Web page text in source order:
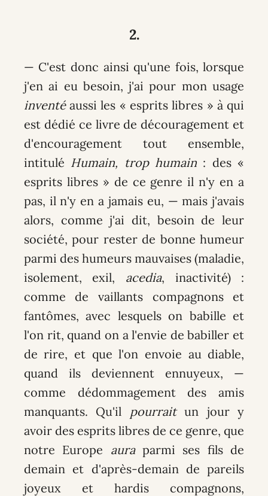
2.
— C'est donc ainsi qu'une fois, lorsque
j'en ai eu besoin, j'ai pour mon usage
inventéaussi les « esprits libres » à qui
est dédié ce livre de découragement et
d'encouragement tout ensemble,
intitulé Humain, trop humain : des «
esprits libres » de ce genre il n'y en a
pas, il n'y en a jamais eu, — mais j'avais
alors, comme j'ai dit, besoin de leur
société, pour rester de bonne humeur
parmi des humeurs mauvaises (maladie,
isolement, exil, acedia, inactivité) :
comme de vaillants compagnons et
fantômes, avec lesquels on babille et
l'on rit, quand on a l'envie de babiller et
de rire, et que l'on envoie au diable,
quand ils deviennent ennuyeux, —
comme dédommagement des amis
manquants. Qu'il pourraitun jour y
avoir des esprits libres de ce genre, que
notre Europe auraparmi ses fils de
demain et d'après-demain de pareils
joyeux et hardis compagnons,